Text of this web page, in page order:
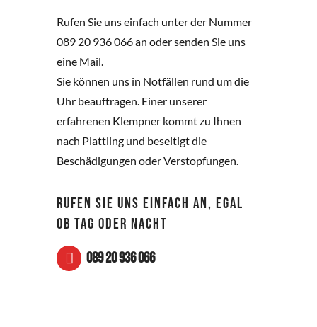
Rufen Sie uns einfach unter der Nummer
089 20 936 066 an oder senden Sie uns
eine Mail.
Sie können uns in Notfällen rund um die
Uhr beauftragen. Einer unserer
erfahrenen Klempner kommt zu Ihnen
nach Plattling und beseitigt die
Beschädigungen oder Verstopfungen.
RUFEN SIE UNS EINFACH AN, EGAL
OB TAG ODER NACHT
089 20 936 066